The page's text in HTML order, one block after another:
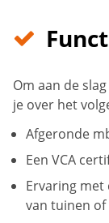
Om aan de
je over het
Afgeronde
Een VCA
Ervaring met
van tuinen